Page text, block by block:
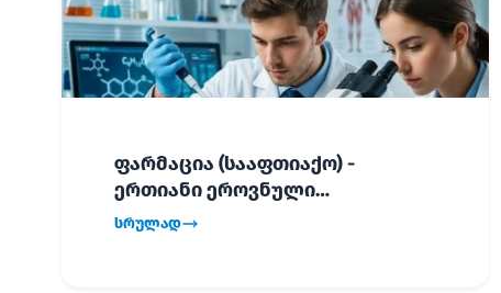
ფარმაცია (სააფთიაქო) -
ერთიანი ეროვნული
გამოცდების განრიგი!
სრულად